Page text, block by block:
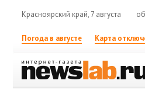
Красноярский край, 7 августа
Погода в августе Карта